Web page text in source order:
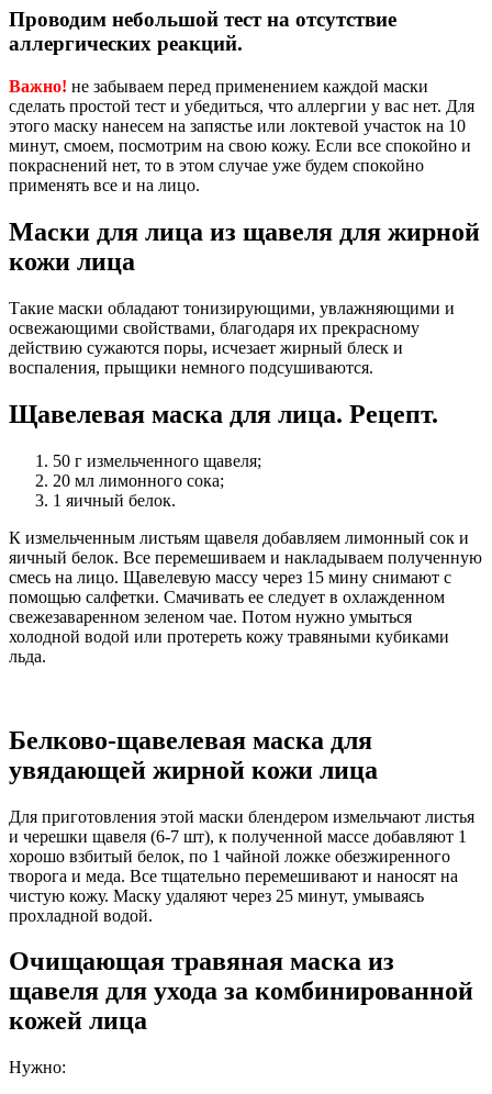
Проводим небольшой тест на отсутствие
аллергических реакций.
Важно! не забываем перед применением каждой маски
сделать простой тест и убедиться, что аллергии у вас нет. Для
этого маску нанесем на запястье или локтевой участок на 10
минут, смоем, посмотрим на свою кожу. Если все спокойно и
покраснений нет, то в этом случае уже будем спокойно
применять все и на лицо.
Маски для лица из щавеля для жирной
кожи лица
Такие маски обладают тонизирующими, увлажняющими и
освежающими свойствами, благодаря их прекрасному
действию сужаются поры, исчезает жирный блеск и
воспаления, прыщики немного подсушиваются.
Щавелевая маска для лица. Рецепт.
50 г измельченного щавеля;
20 мл лимонного сока;
1 яичный белок.
К измельченным листьям щавеля добавляем лимонный сок и
яичный белок. Все перемешиваем и накладываем полученную
смесь на лицо. Щавелевую массу через 15 мину снимают с
помощью салфетки. Смачивать ее следует в охлажденном
свежезаваренном зеленом чае. Потом нужно умыться
холодной водой или протереть кожу травяными кубиками
льда.
Белково-щавелевая маска для
увядающей жирной кожи лица
Для приготовления этой маски блендером измельчают листья
и черешки щавеля (6-7 шт), к полученной массе добавляют 1
хорошо взбитый белок, по 1 чайной ложке обезжиренного
творога и меда. Все тщательно перемешивают и наносят на
чистую кожу. Маску удаляют через 25 минут, умываясь
прохладной водой.
Очищающая травяная маска из
щавеля для ухода за комбинированной
кожей лица
Нужно: